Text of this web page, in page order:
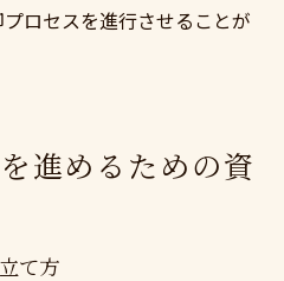
ロセスを進行させることが
進めるための資
て方